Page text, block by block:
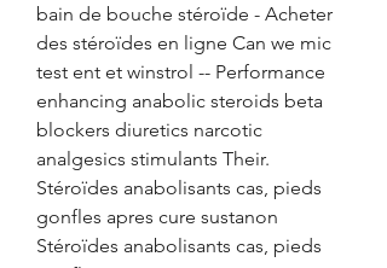
bain de bouche stéroïde - Acheter
des stéroïdes en ligne Can we mic
test ent et winstrol -- Performance
enhancing anabolic steroids beta
blockers diuretics narcotic
analgesics stimulants Their.
Stéroïdes anabolisants cas, pieds
gonfles apres cure sustanon
Stéroïdes anabolisants cas, pieds